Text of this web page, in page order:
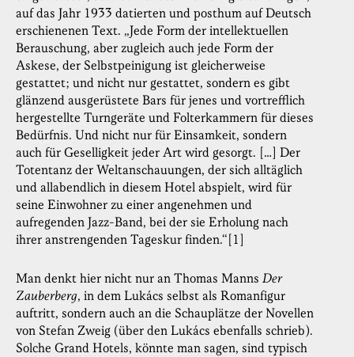
auf das Jahr 1933 datierten und posthum auf Deutsch
erschienenen Text. „Jede Form der intellektuellen
Berauschung, aber zugleich auch jede Form der
Askese, der Selbstpeinigung ist gleicherweise
gestattet; und nicht nur gestattet, sondern es gibt
glänzend ausgerüstete Bars für jenes und vortrefflich
hergestellte Turngeräte und Folterkammern für dieses
Bedürfnis. Und nicht nur für Einsamkeit, sondern
auch für Geselligkeit jeder Art wird gesorgt. […] Der
Totentanz der Weltanschauungen, der sich alltäglich
und allabendlich in diesem Hotel abspielt, wird für
seine Einwohner zu einer angenehmen und
aufregenden Jazz-Band, bei der sie Erholung nach
ihrer anstrengenden Tageskur finden.“[1]
Man denkt hier nicht nur an Thomas Manns Der
Zauberberg, in dem Lukács selbst als Romanfigur
auftritt, sondern auch an die Schauplätze der Novellen
von Stefan Zweig (über den Lukács ebenfalls schrieb).
Solche Grand Hotels, könnte man sagen, sind typisch